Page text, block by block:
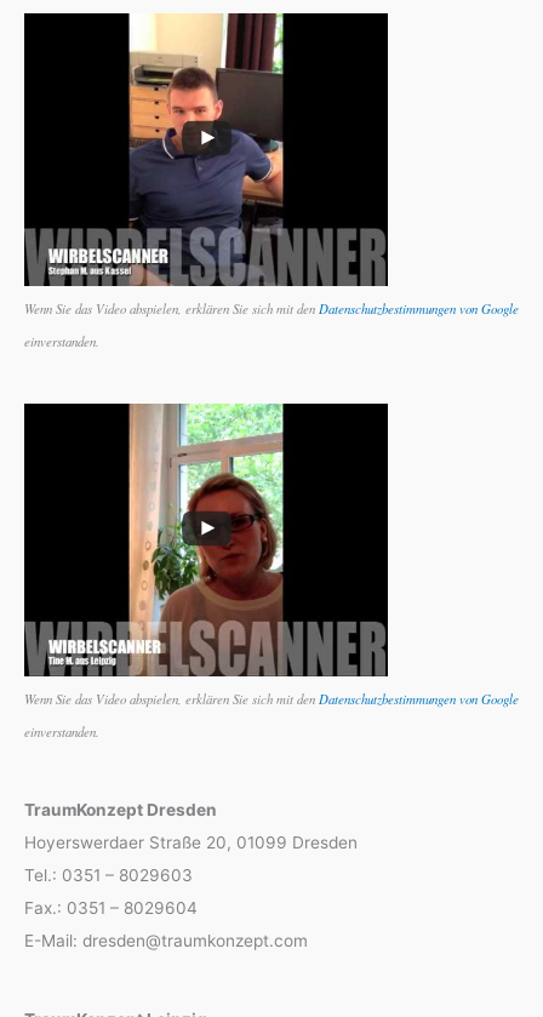
Wenn Sie das Video abspielen, erklären Sie sich mit den Datenschutzbestimmungen von Google
einverstanden.
Wenn Sie das Video abspielen, erklären Sie sich mit den Datenschutzbestimmungen von Google
einverstanden.
TraumKonzept Dresden
Hoyerswerdaer Straße 20, 01099 Dresden
Tel.: 0351 – 8029603
Fax.: 0351 – 8029604
E-Mail: dresden@traumkonzept.com